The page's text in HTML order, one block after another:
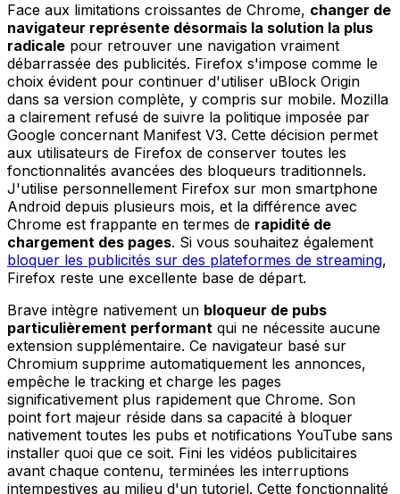
Face aux limitations croissantes de Chrome, changer de
navigateur représente désormais la solution la plus
radicale pour retrouver une navigation vraiment
débarrassée des publicités. Firefox s'impose comme le
choix évident pour continuer d'utiliser uBlock Origin
dans sa version complète, y compris sur mobile. Mozilla
a clairement refusé de suivre la politique imposée par
Google concernant Manifest V3. Cette décision permet
aux utilisateurs de Firefox de conserver toutes les
fonctionnalités avancées des bloqueurs traditionnels.
J'utilise personnellement Firefox sur mon smartphone
Android depuis plusieurs mois, et la différence avec
Chrome est frappante en termes de rapidité de
chargement des pages. Si vous souhaitez également
bloquer les publicités sur des plateformes de streaming,
Firefox reste une excellente base de départ.
Brave intègre nativement un bloqueur de pubs
particulièrement performant qui ne nécessite aucune
extension supplémentaire. Ce navigateur basé sur
Chromium supprime automatiquement les annonces,
empêche le tracking et charge les pages
significativement plus rapidement que Chrome. Son
point fort majeur réside dans sa capacité à bloquer
nativement toutes les pubs et notifications YouTube sans
installer quoi que ce soit. Fini les vidéos publicitaires
avant chaque contenu, terminées les interruptions
intempestives au milieu d'un tutoriel. Cette fonctionnalité